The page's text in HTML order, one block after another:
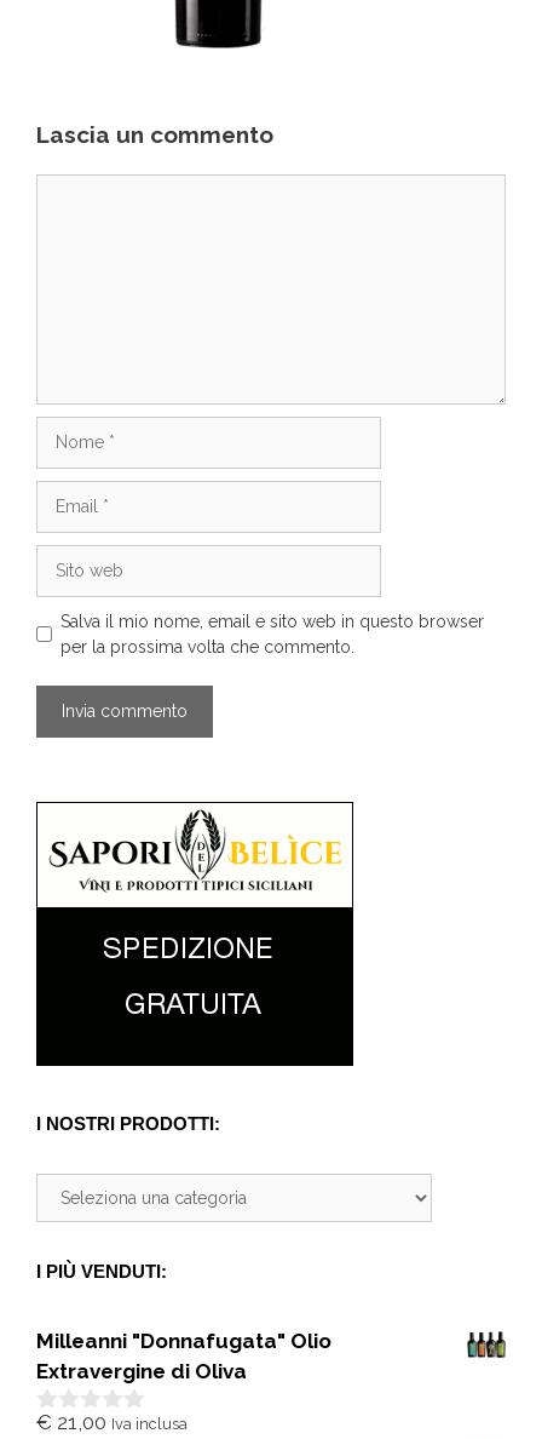
Lascia un commento
web
Salva il mio nome, email e sito web in questo browser
per la prossima volta che commento.
I NOSTRI PRODOTTI:
I PIÙ VENDUTI:
Milleanni "Donnafugata" Olio
Extravergine di Oliva
0
€ 21,00 Iva inclusa